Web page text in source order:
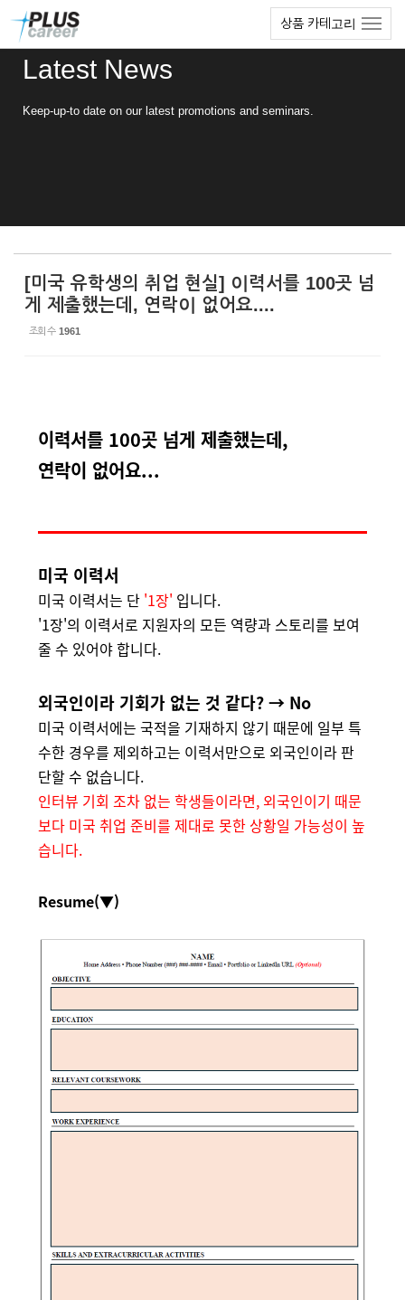
상품 카테고리
Latest News
Keep-up-to date on our latest promotions and seminars.
[미국 유학생의 취업 현실] 이력서를 100곳 넘
게 제출했는데, 연락이 없어요....
조회 수 1961
이력서를 100곳 넘게 제출했는데,
연락이 없어요...
미국 이력서
미국 이력서는 단 '1장' 입니다.
'1장'의 이력서로 지원자의 모든 역량과 스토리를 보여
줄 수 있어야 합니다.
외국인이라 기회가 없는 것 같다? → No
미국 이력서에는 국적을 기재하지 않기 때문에 일부 특
수한 경우를 제외하고는 이력서만으로 외국인이라 판
단할 수 없습니다.
인터뷰 기회 조차 없는 학생들이라면, 외국인이기 때문
보다 미국 취업 준비를 제대로 못한 상황일 가능성이 높
습니다.
Resume(▼)